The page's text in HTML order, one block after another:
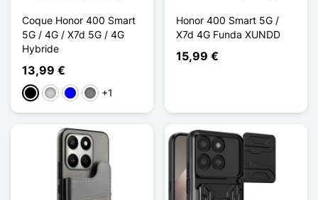
Coque Honor 400 Smart
5G / 4G / X7d 5G / 4G
Hybride
13,99 €
NegroTransparente
AzulGris Transparent
+1
Honor 400 Smart 5G /
X7d 4G Funda XUNDD
15,99 €